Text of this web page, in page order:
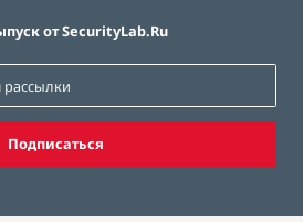
от SecurityLab.Ru
Подписаться